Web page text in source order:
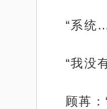
“系统
“我没
顾苒